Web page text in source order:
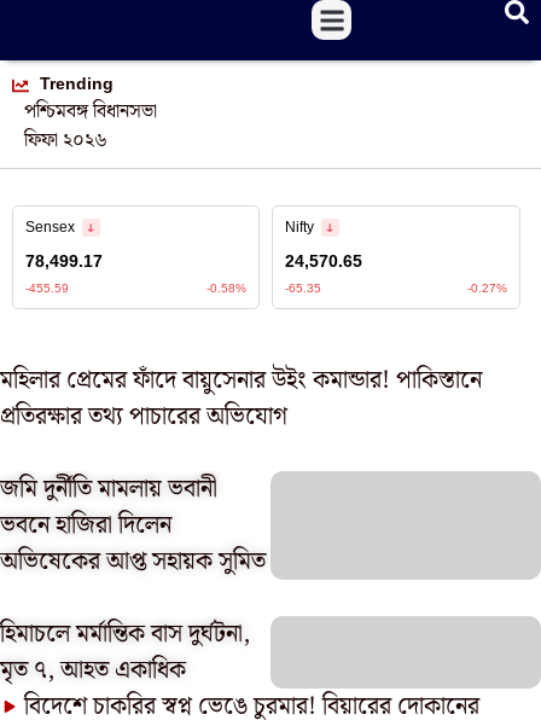
Trending
পশ্চিমবঙ্গ বিধানসভা
ফিফা ২০২৬
মহিলার প্রেমের ফাঁদে বায়ুসেনার উইং কমান্ডার! পাকিস্তানে
প্রতিরক্ষার তথ্য পাচারের অভিযোগ
জমি দুর্নীতি মামলায় ভবানী
ভবনে হাজিরা দিলেন
অভিষেকের আপ্ত সহায়ক সুমিত
হিমাচলে মর্মান্তিক বাস দুর্ঘটনা,
মৃত ৭, আহত একাধিক
বিদেশে চাকরির স্বপ্ন ভেঙে চুরমার! বিয়ারের দোকানের